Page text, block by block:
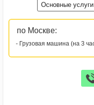
Основные услуги
по Москве:
- Грузовая машина (на 3